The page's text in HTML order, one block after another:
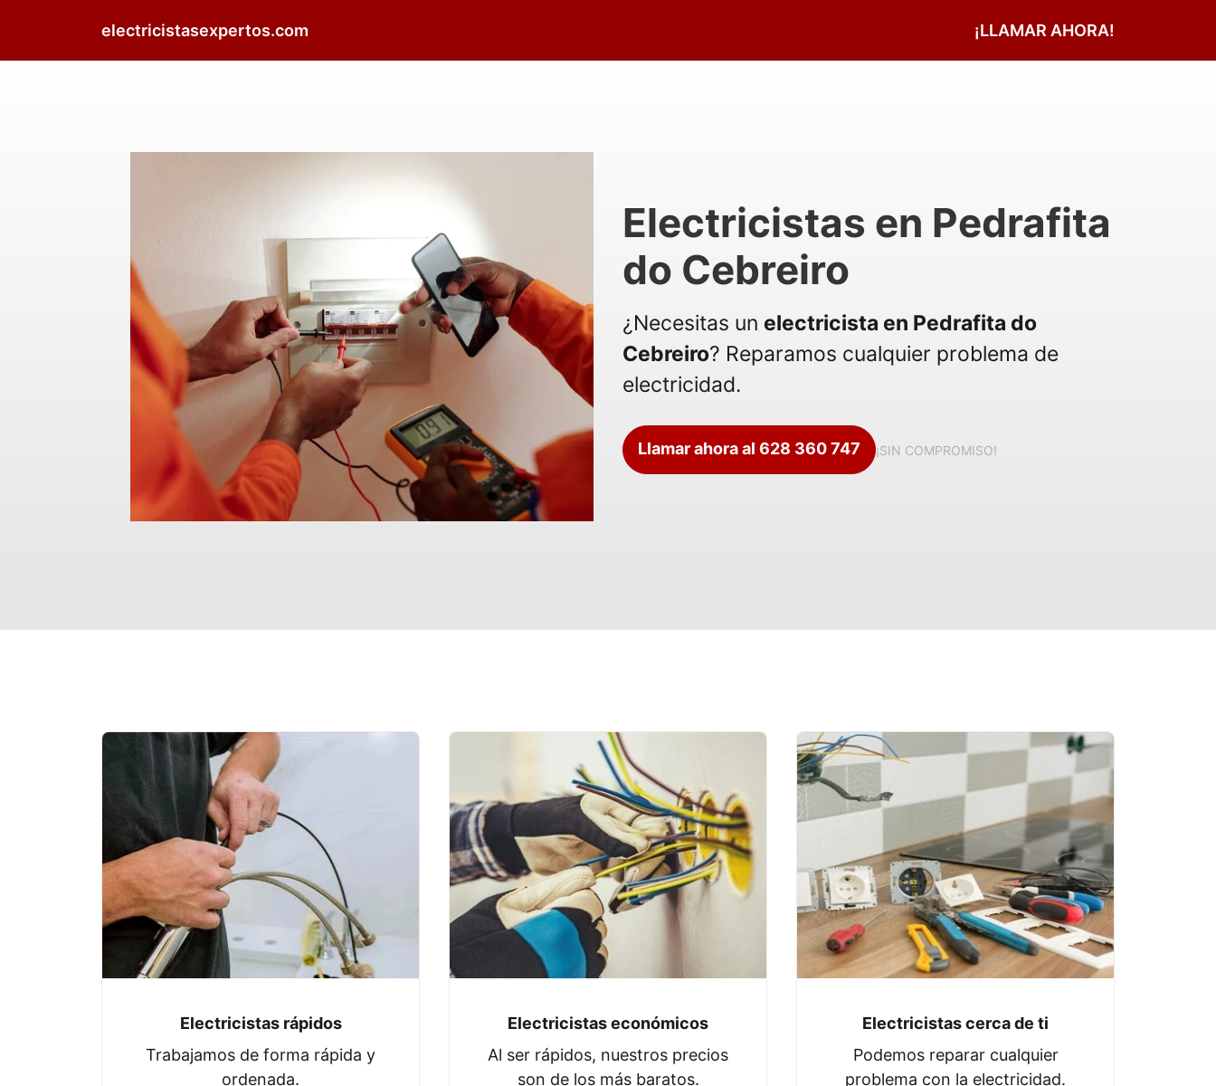
electricistasexpertos.com ¡LLAMAR AHORA!
Electricistas en Pedrafita
do Cebreiro
¿Necesitas un electricista en Pedrafita do
Cebreiro? Reparamos cualquier problema de
electricidad.
Llamar ahora al 628 360 747 ¡SIN COMPROMISO!
Electricistas rápidos
Trabajamos de forma rápida y
ordenada.
Electricistas económicos
Al ser rápidos, nuestros precios
son de los más baratos.
Electricistas cerca de ti
Podemos reparar cualquier
problema con la electricidad.